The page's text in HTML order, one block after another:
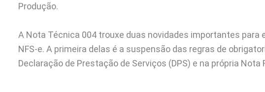
Produção.
A Nota Técnica 004 trouxe duas novidades importantes para
NFS-e. A primeira delas é a suspensão das regras de
Declaração de Prestação de Serviços (DPS) e na própria Nota